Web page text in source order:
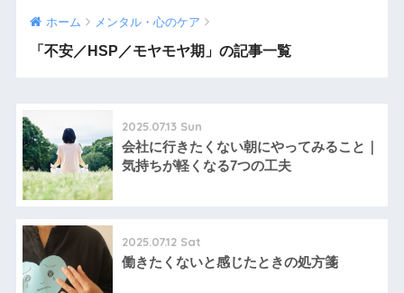
ホーム メンタル・心のケア
「不安／HSP／モヤモヤ期」の記事一覧
2025.07.13 Sun
会社に行きたくない朝にやってみること｜
気持ちが軽くなる7つの工夫
2025.07.12 Sat
働きたくないと感じたときの処方箋